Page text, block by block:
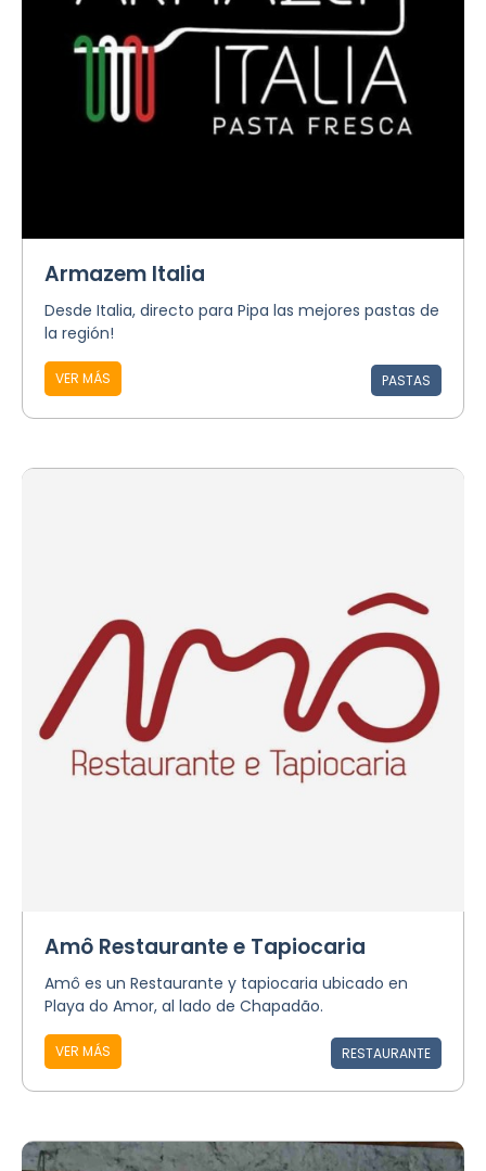
Armazem Italia
Desde Italia, directo para Pipa las mejores pastas de
la región!
VER MÁS PASTAS
Amô Restaurante e Tapiocaria
Amô es un Restaurante y tapiocaria ubicado en
Playa do Amor, al lado de Chapadão.
VER MÁS RESTAURANTE